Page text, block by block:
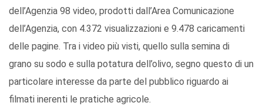
dell’Agenzia 98 video, prodotti dall’Area Comunicazione
dell’Agenzia, con 4.372 visualizzazioni e 9.478 caricamenti
delle pagine. Tra i video più visti, quello sulla semina di
grano su sodo e sulla potatura dell’olivo, segno questo di un
particolare interesse da parte del pubblico riguardo ai
filmati inerenti le pratiche agricole.